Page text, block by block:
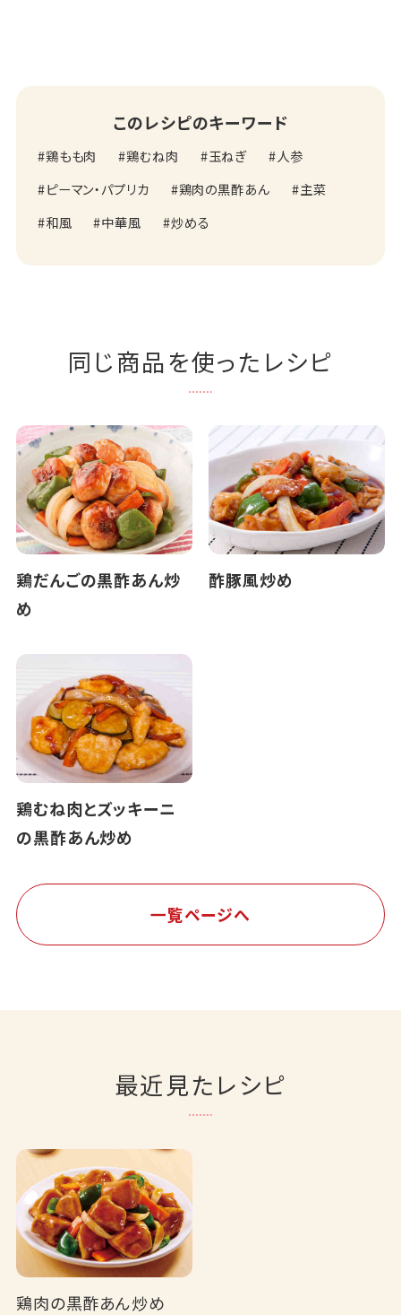
このレシピのキーワード
鶏もも肉 鶏むね肉 玉ねぎ
人参
ピーマン・パプリカ
鶏肉の黒酢あん
主菜
和風
中華風 炒める
同じ商品を使ったレシピ
鶏だんごの黒酢あん炒
め
酢豚風炒め
鶏むね肉とズッキーニ
の黒酢あん炒め
一覧ページへ
最近見たレシピ
鶏肉の黒酢あん炒め